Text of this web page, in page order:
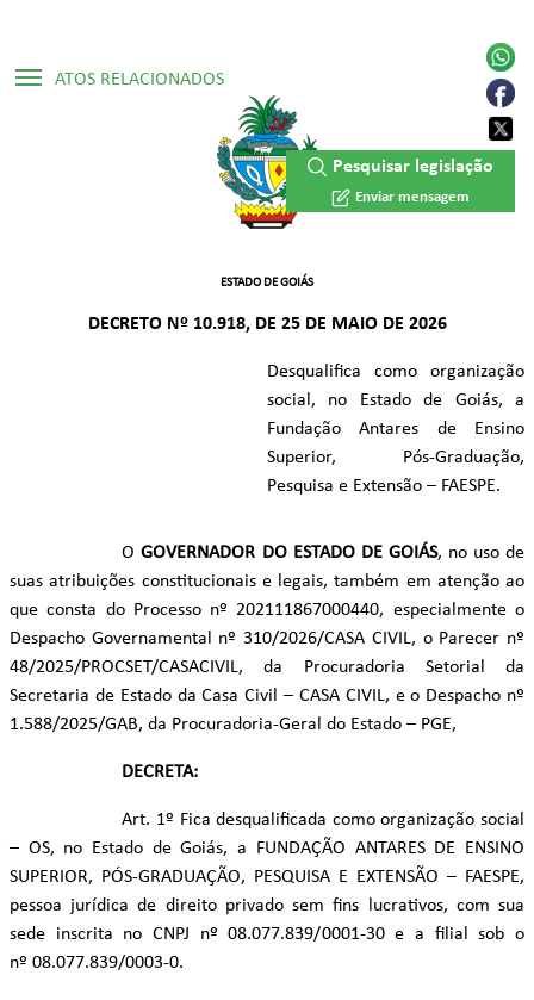
ATOS RELACIONADOS
▷ Decreto Numerado Nº 8.541/2016
▷ Decreto Numerado Nº 8.816/2016
ESTADO DE GOIÁS
DECRETO Nº 10.918, DE 25 DE MAIO DE 2026
Desqualifica como organização
social, no Estado de Goiás, a
Fundação Antares de Ensino
Superior, Pós-Graduação,
Pesquisa e Extensão – FAESPE.
OGOVERNADOR DO ESTADO DE GOIÁS, no uso de
suas atribuições constitucionais e legais, também em atenção ao
que consta do Processo nº 202111867000440, especialmente o
Despacho Governamental nº 310/2026/CASA CIVIL, o Parecer nº
48/2025/PROCSET/CASACIVIL, da Procuradoria Setorial da
Secretaria de Estado da Casa Civil – CASA CIVIL, e o Despacho nº
1.588/2025/GAB, da Procuradoria-Geral do Estado – PGE,
DECRETA:
Art. 1º Fica desqualificada como organização social
– OS, no Estado de Goiás, a FUNDAÇÃO ANTARES DE ENSINO
SUPERIOR, PÓS-GRADUAÇÃO, PESQUISA E EXTENSÃO – FAESPE,
pessoa jurídica de direito privado sem fins lucrativos, com sua
sede inscrita no CNPJ nº 08.077.839/0001-30 e a filial sob o
nº 08.077.839/0003-0.
Pesquisar legislação
Enviar mensagem